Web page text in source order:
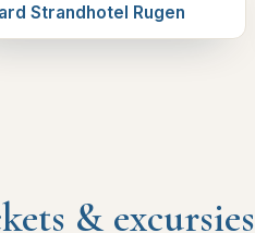
Strandhotel Rugen
& excursies